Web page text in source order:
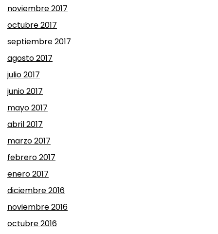
noviembre 2017
octubre 2017
septiembre 2017
agosto 2017
julio 2017
junio 2017
mayo 2017
abril 2017
marzo 2017
febrero 2017
enero 2017
diciembre 2016
noviembre 2016
octubre 2016